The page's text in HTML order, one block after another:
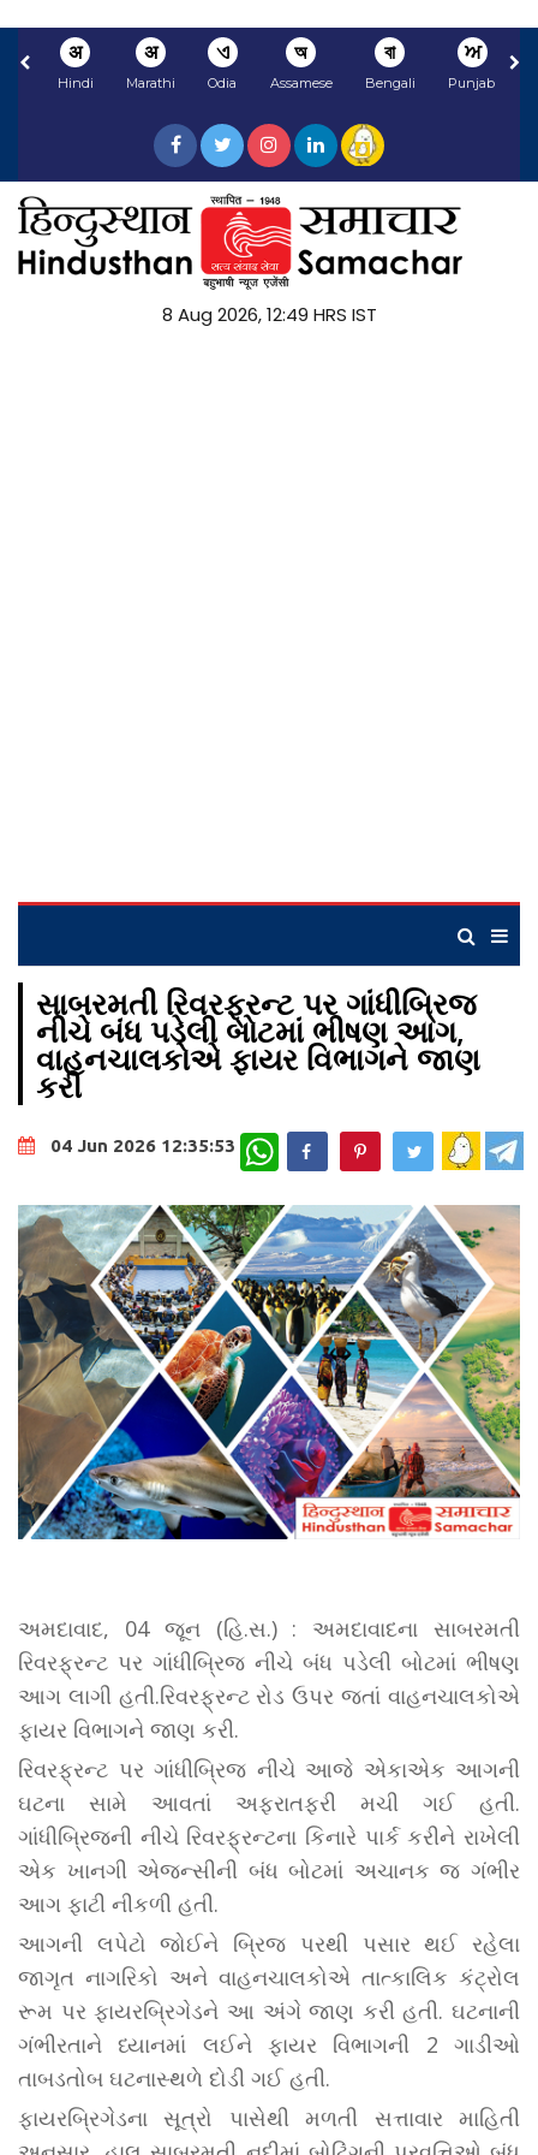
अ
Hindi
अ
Marathi
ଏ
Odia
অ
Assamese
বা
Bengali
ਅ
Punjabi
8 Aug 2026, 12:49 HRS IST
સાબરમતી રિવરફ્રન્ટ પર ગાંધીબ્રિજ
નીચે બંધ પડેલી બોટમાં ભીષણ આગ,
વાહનચાલકોએ ફાયર વિભાગને જાણ
કરી
04 Jun 2026 12:35:53 WhatsApp
અમદાવાદ, 04 જૂન (હિ.સ.) : અમદાવાદના સાબરમતી
રિવરફ્રન્ટ પર ગાંધીબ્રિજ નીચે બંધ પડેલી બોટમાં ભીષણ
આગ લાગી હતી.રિવરફ્રન્ટ રોડ ઉપર જતાં વાહનચાલકોએ
ફાયર વિભાગને જાણ કરી.
રિવરફ્રન્ટ પર ગાંધીબ્રિજ નીચે આજે એકાએક આગની
ઘટના સામે આવતાં અફરાતફરી મચી ગઈ હતી.
ગાંધીબ્રિજની નીચે રિવરફ્રન્ટના કિનારે પાર્ક કરીને રાખેલી
એક ખાનગી એજન્સીની બંધ બોટમાં અચાનક જ ગંભીર
આગ ફાટી નીકળી હતી.
આગની લપેટો જોઈને બ્રિજ પરથી પસાર થઈ રહેલા
જાગૃત નાગરિકો અને વાહનચાલકોએ તાત્કાલિક કંટ્રોલ
રૂમ પર ફાયરબ્રિગેડને આ અંગે જાણ કરી હતી. ઘટનાની
ગંભીરતાને ધ્યાનમાં લઈને ફાયર વિભાગની 2 ગાડીઓ
તાબડતોબ ઘટનાસ્થળે દોડી ગઈ હતી.
ફાયરબ્રિગેડના સૂત્રો પાસેથી મળતી સત્તાવાર માહિતી